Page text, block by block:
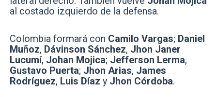
al costado izquierdo de la defensa.
Colombia formará con Camilo Vargas; Daniel
Muñoz, Dávinson Sánchez, Jhon Janer
Lucumí, Johan Mojica; Jefferson Lerma,
Gustavo Puerta; Jhon Arias, James
Rodríguez, Luis Díaz y Jhon Córdoba.